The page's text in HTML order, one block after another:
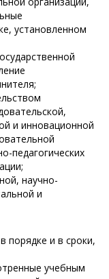
установленном
и инновационной
педагогических
научно-
и
порядке и в сроки,
учебным